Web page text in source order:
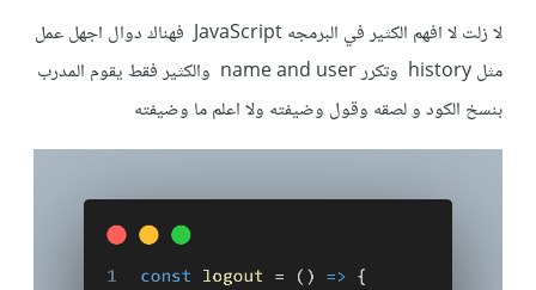
لا زلت لا افهم الكثير في البرمجه JavaScript فهناك دوال اجهل عمل
مثل history وتكرر name and user والكثير فقط يقوم المدرب
بنسخ الكود و لصقه وقول وضيفته ولا اعلم ما وضيفته